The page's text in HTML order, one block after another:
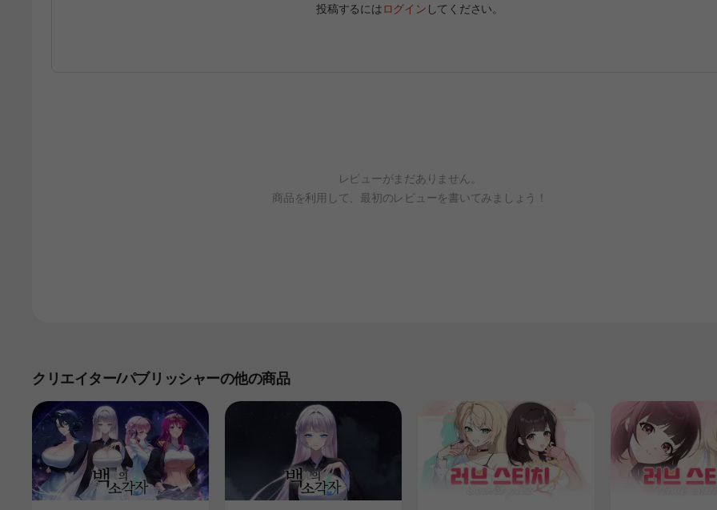
投稿するにはログイン してください。
レビューがまだありません。
商品を利用して、最初のレビューを書いてみましょう！
クリエイター/パブリッシャーの他の商品